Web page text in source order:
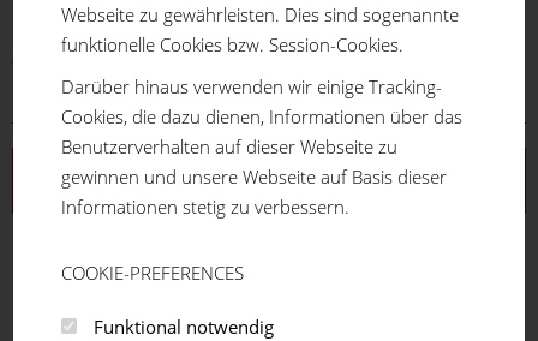
SYSTEME
You are here:
Verbindungselemente
Schrauben
Aluprofilsystem
Profilreihe 20
Profilreihe 40
Webseite zu gewährleisten. Dies sind sogenannte
funktionelle Cookies bzw. Session-Cookies.
Darüber hinaus verwenden wir einige Tracking-
Cookies, die dazu dienen, Informationen über das
Benutzerverhalten auf dieser Webseite zu
gewinnen und unsere Webseite auf Basis dieser
Informationen stetig zu verbessern.
COOKIE-PREFERENCES
Funktional notwendig